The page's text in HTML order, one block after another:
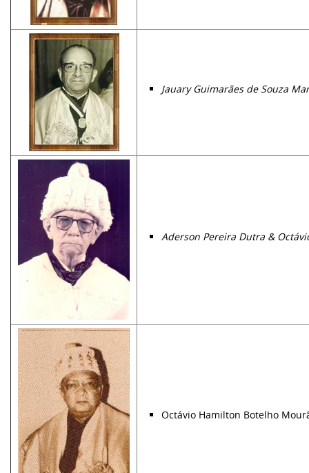
Jauary Guimarães de Souza
Aderson Pereira Dutra &
Octávio Hamilton Botelho